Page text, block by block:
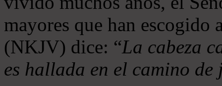
mayores que han
(NKJV) dice: “La cabeza
es hallada en el camino de